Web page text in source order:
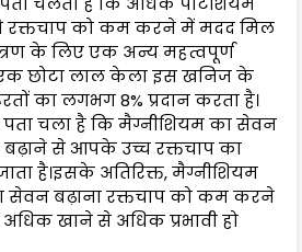
से रक्तचाप को कम करने में मदद मिल
के लिए एक अन्य महत्वपूर्ण
छोटा लाल केला इस खनिज के
का लगभग 8% प्रदान करता है।
पता चला है कि मैग्नीशियम का सेवन
बढ़ाने से आपके उच्च रक्तचाप का
है।इसके अतिरिक्त, मैग्नीशियम
सेवन बढ़ाना रक्तचाप को कम करने
खाने से अधिक प्रभावी हो